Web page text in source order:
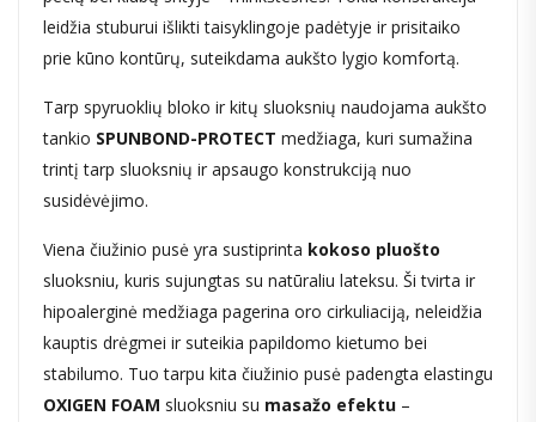
leidžia stuburui išlikti taisyklingoje padėtyje ir prisitaiko
prie kūno kontūrų, suteikdama aukšto lygio komfortą.
Tarp spyruoklių bloko ir kitų sluoksnių naudojama aukšto
tankio SPUNBOND-PROTECT medžiaga, kuri sumažina
trintį tarp sluoksnių ir apsaugo konstrukciją nuo
susidėvėjimo.
Viena čiužinio pusė yra sustiprinta kokoso pluošto
sluoksniu, kuris sujungtas su natūraliu lateksu. Ši tvirta ir
hipoalerginė medžiaga pagerina oro cirkuliaciją, neleidžia
kauptis drėgmei ir suteikia papildomo kietumo bei
stabilumo. Tuo tarpu kita čiužinio pusė padengta elastingu
OXIGEN FOAM sluoksniu su masažo efektu –